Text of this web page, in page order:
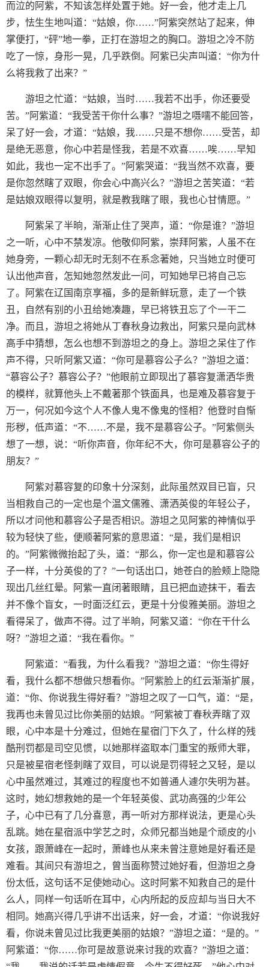
而泣的阿紫，不知该怎样处置于她。好一会，他才走上几
步，怯生生地叫道：“姑娘，你……”阿紫突然站了起来，伸
掌便打，“砰”地一拳，正打在游坦之的胸口。游坦之冷不防
吃了一惊，身形一晃，几乎跌倒。阿紫已尖声叫道：“你为什
么将我救了出来？”
游坦之忙道：“姑娘，当时……我若不出手，你还要受
苦。”阿紫道：“我受苦干你什么事？”游坦之嗫嚅不能回答，
呆了好一会，才道：“姑娘，我……只是不想你……受苦，却
是绝无恶意，你心中若是怪我，若是不欢喜……唉……早知
如此，我也一定不出手了。”阿紫哭道：“我当然不欢喜，要
是你忽然瞎了双眼，你会心中高兴么？”游坦之苦笑道：“若
是姑娘双眼得以复明，就是教我瞎了眼，我也心甘情愿。”
阿紫呆了半晌，渐渐止住了哭声，道：“你是谁？”游坦
之一听，心中不禁发凉。他敬仰阿紫，崇拜阿紫，人虽不在
她身旁，一颗心却无时无刻不在系念著她，只当她立时便可
认出他声音，怎知她忽然发此一问，可知她早已将自己忘
了。阿紫在辽国南京享福，多的是新鲜玩意，走了一个铁
丑，自然有别的小丑给她凑趣，早已将铁丑忘了个一干二
净。而且，游坦之将她从丁春秋身边救出，阿紫只是向武林
高手中猜想，怎么也想不到游坦之的身上。游坦之呆住了作
声不得，只听阿紫又道：“你可是慕容公子么？”游坦之道：
“慕容公子？慕容公子？”他眼前立即现出了慕容复潇洒华贵
的模样，就算他头上不戴著那个铁面具，也是难及慕容复于
万一，何况如今这个人不像人鬼不像鬼的怪相？他登时自惭
形秽，低声道：“不……不是，我不是慕容公子。”阿紫侧头
想了一想，说：“听你声音，你年纪不大，你可是慕容公子的
朋友？”
阿紫对慕容复的印象十分深刻，此际虽然双目已盲，只
当相救自己的一定也是个温文儒雅、潇洒英俊的年轻公子，
所以才问他和慕容公子是否相识。游坦之见阿紫的神情似乎
较为轻快了些，便顺著阿紫的意思道：“是，我们是相识
的。”阿紫微微抬起了头，道：“那么，你一定也是和慕容公
子一样，十分英俊的了？”一句话出口，她苍白的脸颊上隐隐
现出几丝红晕。阿紫一直闭著眼睛，且已把血迹抹干，看去
并不像个盲女，一时面泛红云，更是十分俊雅美丽。游坦之
看得呆了，做声不得。过了半晌，阿紫又道：“你在干什么
呀？”游坦之道：“我在看你。”
阿紫道：“看我，为什么看我？”游坦之道：“你生得好
看，我什么都不想做只想看你。”阿紫脸上的红云渐渐扩展，
道：“你、你说我生得好看？”游坦之叹了一口气，道：“是，
我再也未曾见过比你美丽的姑娘。”阿紫被丁春秋弄瞎了双
眼，心中本是十分难过，但她在星宿门下久了，什么样的残
酷刑罚都是司空见惯，以她那样盗取本门重宝的叛师大罪，
只是被星宿老怪刺瞎了双目，可以说是罚得轻之又轻，是以
心中虽然难过，其难过的程度也不如普通人遽尔失明为甚。
这时，她幻想救她的是一个年轻英俊、武功高强的少年公
子，心中已有了几分喜意，再一听对方那样说法，更是心头
乱跳。她在星宿派中学艺之时，众师兄都当她是个顽皮的小
女孩，跟萧峰在一起时，萧峰也从来未曾注意她是好看还是
难看。其间只有游坦之，曾当面称赞过她好看，但游坦之身
份太低，这句话不足使她动心。这时阿紫不知救自己的是什
么人，同样一句话听在耳中，心内所起的反应却与当日大不
相同。她高兴得几乎讲不出话来，好一会，才道：“你说我好
看，你说未曾见过比我更美丽的姑娘？”游坦之道：“是的。”
阿紫道：“你……你可是故意说来讨我的欢喜？”游坦之道：